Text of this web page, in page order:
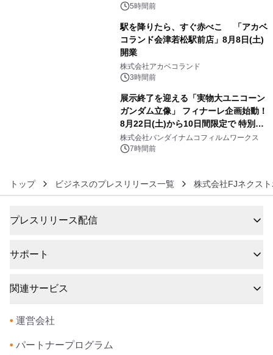
5時間前
駅を降りたら、すぐ赤べこ 「アカベ
コランド会津若松駅前店」8月8日(土)
開業
株式会社アカベコランド
3時間前
展示終了を迎える「実物大ユニコーン
ガンダム立像」 フィナーレ企画始動！
8月22日(土)から10日間限定で 特別映
像『UNICORN GUNDAM Statue ―
BEYOND POSSIBILITY ―』を上映！
株式会社バンダイナムコフィルムワークス
7時間前
トップ ビジネスのプレスリリース一覧 株式会社FJネクス
プレスリリース配信
サポート
関連サービス
• 運営会社
• パートナープログラム